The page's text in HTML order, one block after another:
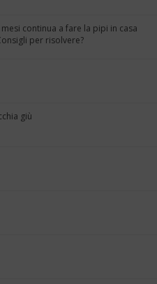
continua a fare la pipi in casa
per risolvere?
giù